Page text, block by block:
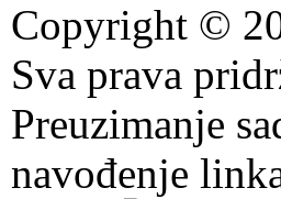
Copyright ©
Sva prava
Preuzimanje
navođenje